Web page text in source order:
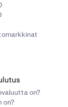
näkyviin
johon voit
on?
on?